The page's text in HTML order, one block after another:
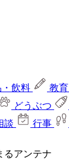
飲料 教育
どうぶつ
談 行事
るアンテナ